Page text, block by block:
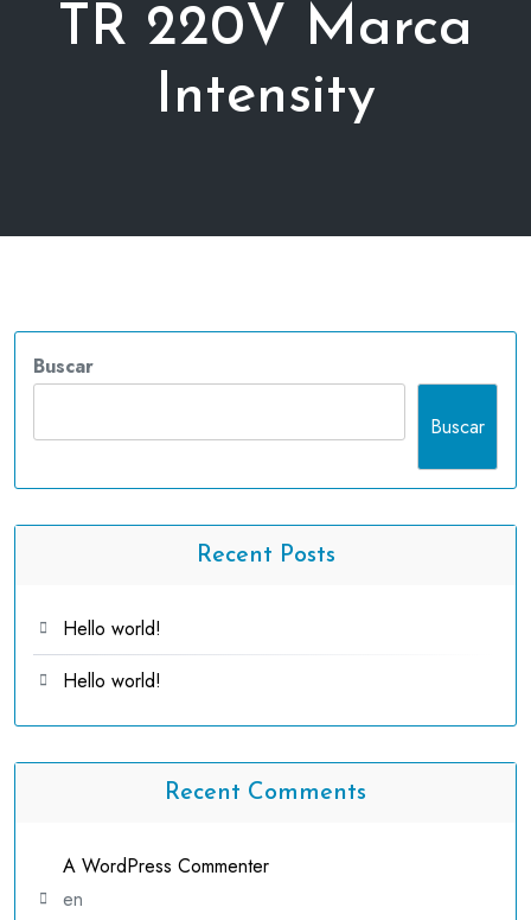
TR 220V Marca
Intensity
Buscar
Buscar
Recent Posts
Hello world!
Hello world!
Recent Comments
A WordPress Commenter
en